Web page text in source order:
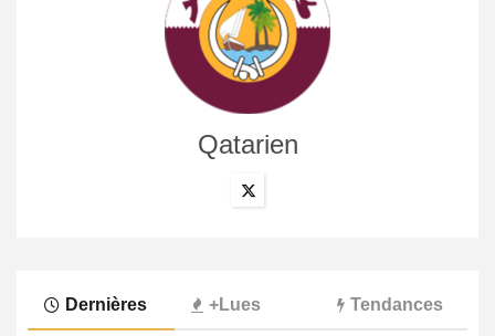
Qatarien
Dernières +Lues Tendances